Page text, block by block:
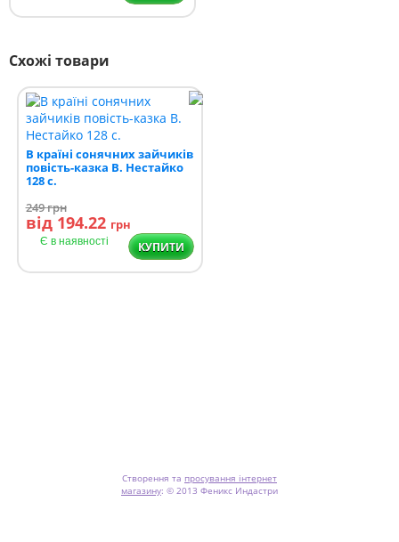
Схожі товари
В країні сонячних зайчиків
повість-казка В. Нестайко
128 с.
249грн
від 194.22 грн
Є в наявності КУПИТИ
Створення та просування інтернет
магазину: © 2013 Феникс Индастри